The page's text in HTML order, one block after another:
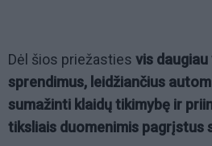
Dėl šios priežasties vis
sprendimus, leidžiančius
sumažinti klaidų tikimybę ir
tiksliais duomenimis pagrįstus